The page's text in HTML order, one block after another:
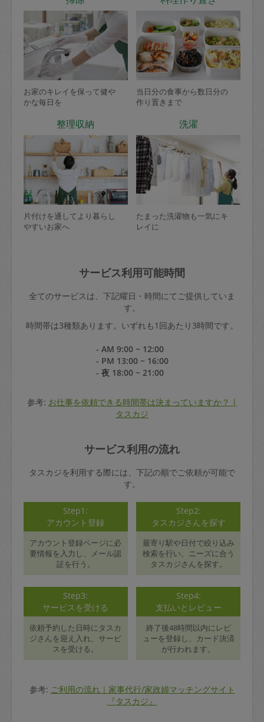
お家のキレイを保って健や
かな毎日を
当日分の食事から数日分の
作り置きまで
整理収納
片付けを通してより暮らし
やすいお家へ
洗濯
たまった洗濯物も一気にキ
レイに
サービス利用可能時間
全てのサービスは、下記曜日・時間にてご提供していま
す。
時間帯は3種類あります。いずれも1回あたり3時間です。
- AM 9:00 ~ 12:00
- PM 13:00 ~ 16:00
- 夜 18:00 ~ 21:00
参考: お仕事を依頼できる時間帯は決まっていますか？ |
タスカジ
サービス利用の流れ
タスカジを利用する際には、下記の順でご依頼が可能で
す。
Step1:
アカウント登録
アカウント登録ページに必
要情報を入力し、メール認
証を行う。
Step2:
タスカジさんを探す
最寄り駅や日付で絞り込み
検索を行い、ニーズに合う
タスカジさんを探す。
Step3:
サービスを受ける
依頼予約した日時にタスカ
ジさんを迎え入れ、サービ
スを受ける。
Step4:
支払いとレビュー
終了後48時間以内にレビ
ューを登録し、カード決済
が行われます。
参考: ご利用の流れ｜家事代行/家政婦マッチングサイト
『タスカジ』